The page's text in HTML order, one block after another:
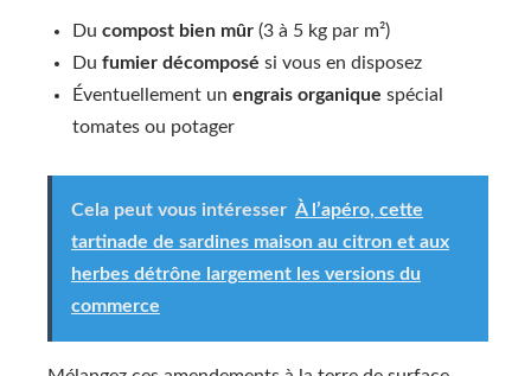
Du compost bien mûr (3 à 5 kg par m²)
Du fumier décomposé si vous en disposez
Éventuellement un engrais organique spécial
tomates ou potager
Cela peut vous intéresser À l’apéro, cette
tartinade de sardines maison au citron et aux
herbes détrône largement les versions du
commerce